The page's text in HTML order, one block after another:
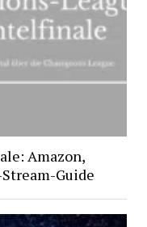
Amazon,
Guide